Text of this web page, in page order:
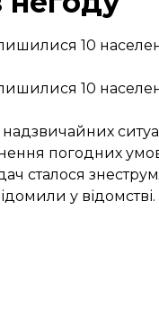
10
10
погодних
сталося
у відомстві.